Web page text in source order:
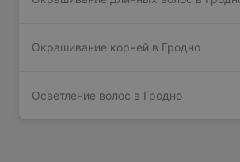
Окрашивание корней в Гродно
Осветление волос в Гродно